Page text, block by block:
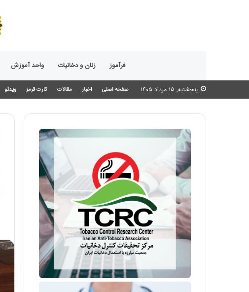
فرآموز زنان و دخانیات واحد آموزش
پنجشنبه, ۱۵ مرداد ۱۴۰۵ صفحه اصلی اخبار مقالات کارت قرمز ویدئو